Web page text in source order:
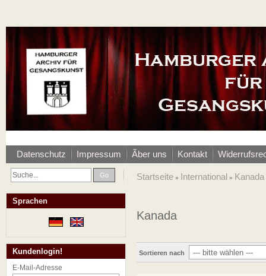
Datenschutz Impressum Ãber uns Kontakt
Go Startseite » International » Kanada
Kanada
Sortieren nach
Sprachen
Kundenlogin!
E-Mail-Adresse